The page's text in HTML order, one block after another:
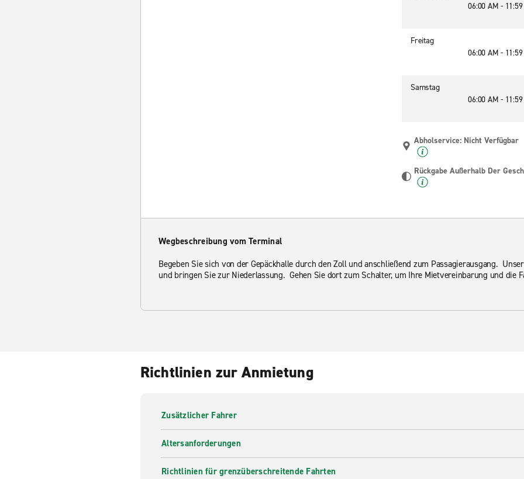
06:00 AM -
Freitag
06:00 AM -
Samstag
06:00 AM -
Abholservice: Nicht Verfügbar
Rückgabe Außerhalb Der
Wegbeschreibung vom Terminal
Begeben Sie sich von der Gepäckhalle durch den Zoll und anschließend zum Passagierausgang.
und bringen Sie zur Niederlassung. Gehen Sie dort zum Schalter, um Ihre Mietvereinbarung und die
Richtlinien zur Anmietung
Zusätzlicher Fahrer
Altersanforderungen
Richtlinien für grenzüberschreitende Fahrten